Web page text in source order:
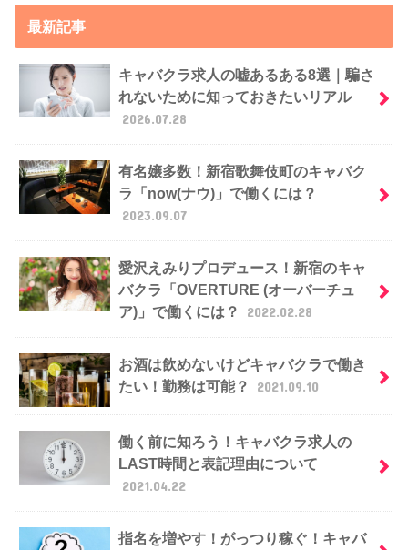
最新記事
キャバクラ求人の嘘あるある8選｜騙さ
れないために知っておきたいリアル
2026.07.28
有名嬢多数！新宿歌舞伎町のキャバク
ラ「now(ナウ)」で働くには？
2023.09.07
愛沢えみりプロデュース！新宿のキャ
バクラ「OVERTURE (オーバーチュ
ア)」で働くには？
2022.02.28
お酒は飲めないけどキャバクラで働き
たい！勤務は可能？
2021.09.10
働く前に知ろう！キャバクラ求人の
LAST時間と表記理由について
2021.04.22
指名を増やす！がっつり稼ぐ！キャバ